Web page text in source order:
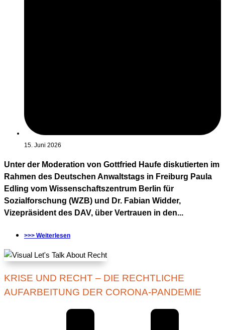
15. Juni 2026
Unter der Moderation von Gottfried Haufe diskutierten im
Rahmen des Deutschen Anwaltstags in Freiburg Paula
Edling vom Wissenschaftszentrum Berlin für
Sozialforschung (WZB) und Dr. Fabian Widder,
Vizepräsident des DAV, über Vertrauen in den...
>>> Weiterlesen
KRISE UND RECHT – DIE RECHTLICHE
AUFARBEITUNG DER CORONA-PANDEMIE